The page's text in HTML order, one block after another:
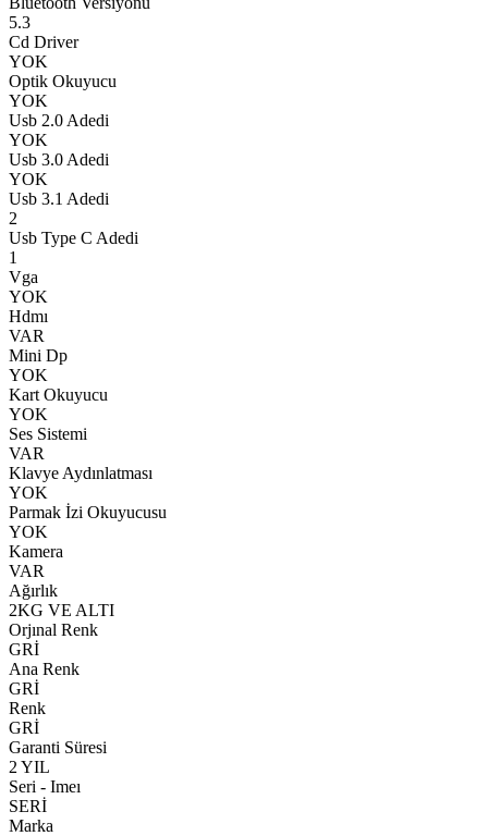
5.3
Cd Driver
YOK
Optik Okuyucu
YOK
Usb 2.0 Adedi
YOK
Usb 3.0 Adedi
YOK
Usb 3.1 Adedi
2
Usb Type C Adedi
1
Vga
YOK
Hdmı
VAR
Mini Dp
YOK
Kart Okuyucu
YOK
Ses Sistemi
VAR
Klavye Aydınlatması
YOK
Parmak İzi Okuyucusu
YOK
Kamera
VAR
Ağırlık
2KG VE ALTI
Orjınal Renk
GRİ
Ana Renk
GRİ
Renk
GRİ
Garanti Süresi
2 YIL
Seri - Imeı
SERİ
Marka